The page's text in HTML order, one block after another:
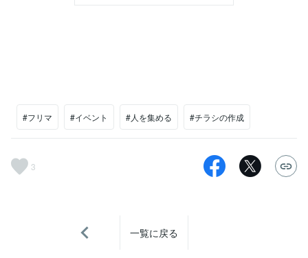
#フリマ #イベント #人を集める #チラシの作成
3
一覧に戻る